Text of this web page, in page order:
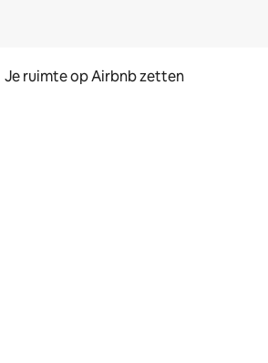
Je ruimte op Airbnb zetten